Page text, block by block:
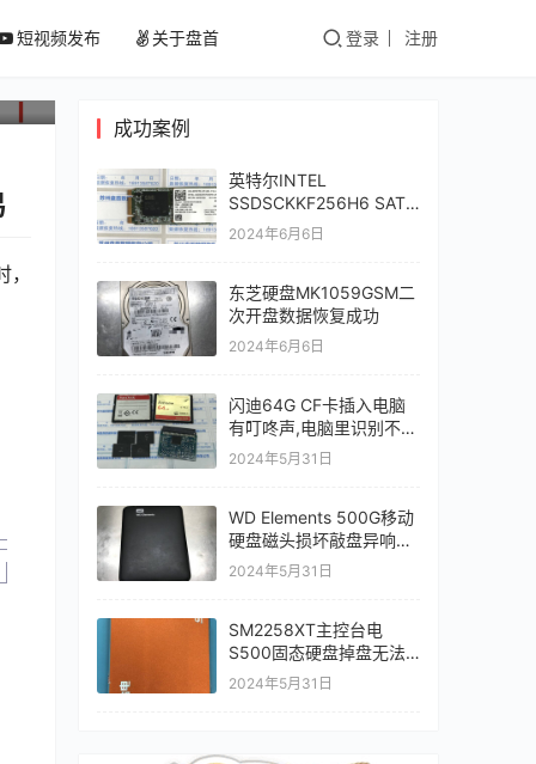
短视频发布 关于盘首 登录 注册
成功案例
英特尔INTEL
SSDSCKKF256H6 SATA
256GB固态硬盘掉盘无法
2024年6月6日
东芝硬盘MK1059GSM二
次开盘数据恢复成功
2024年6月6日
闪迪64G CF卡插入电脑
有叮咚声,电脑里识别不出
来,经过FLASH芯片级数
2024年5月31日
WD Elements 500G移动
硬盘磁头损坏敲盘异响开
盘数据恢复成功
2024年5月31日
SM2258XT主控台电
S500固态硬盘掉盘无法
识别不读盘数据恢复完美
2024年5月31日